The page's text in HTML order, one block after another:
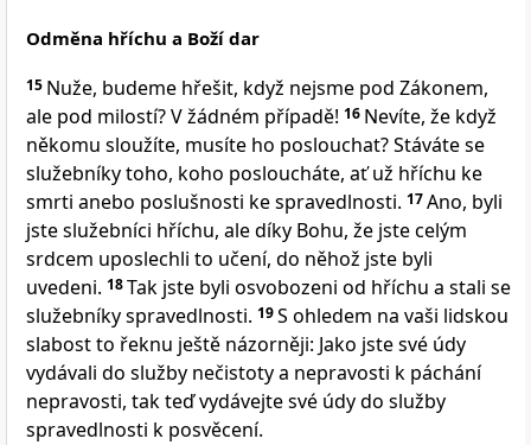
Odměna hříchu a Boží dar
15 Nuže, budeme hřešit, když nejsme pod Zákonem,
ale pod milostí? V žádném případě! 16 Nevíte, že když
někomu sloužíte, musíte ho poslouchat? Stáváte se
služebníky toho, koho posloucháte, ať už hříchu ke
smrti anebo poslušnosti ke spravedlnosti. 17Ano, byli
jste služebníci hříchu, ale díky Bohu, že jste celým
srdcem uposlechli to učení, do něhož jste byli
uvedeni. 18Tak jste byli osvobozeni od hříchu a stali se
služebníky spravedlnosti. 19S ohledem na vaši lidskou
slabost to řeknu ještě názorněji: Jako jste své údy
vydávali do služby nečistoty a nepravosti k páchání
nepravosti, tak teď vydávejte své údy do služby
spravedlnosti k posvěcení.